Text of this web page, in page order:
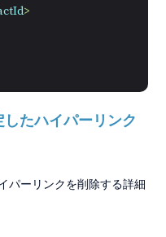
>
たハイパーリンク
パーリンクを削除する詳細